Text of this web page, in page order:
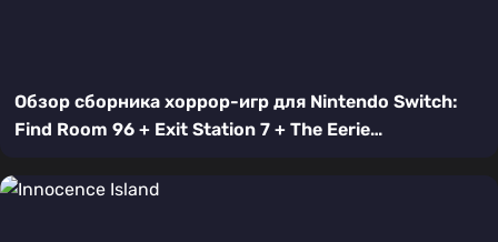
Обзор сборника хоррор-игр для Nintendo Switch:
Find Room 96 + Exit Station 7 + The Eerie
Anomaly Underground — Пять путей в ужас